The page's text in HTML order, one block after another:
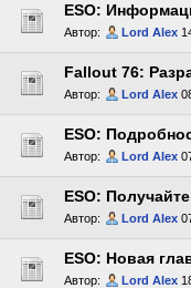
ESO:
Автор: Lord Alex
Fallout 76:
Автор: Lord Alex
ESO:
Автор: Lord Alex
ESO:
Автор: Lord Alex
ESO: Новая
Автор: Lord Alex